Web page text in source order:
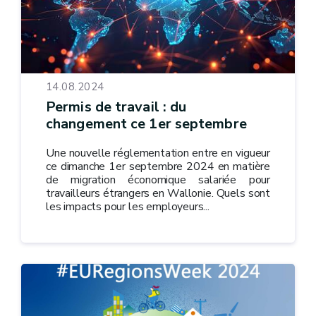
14.08.2024
Permis de travail : du
changement ce 1er septembre
Une nouvelle réglementation entre en vigueur
ce dimanche 1er septembre 2024 en matière
de migration économique salariée pour
travailleurs étrangers en Wallonie. Quels sont
les impacts pour les employeurs...